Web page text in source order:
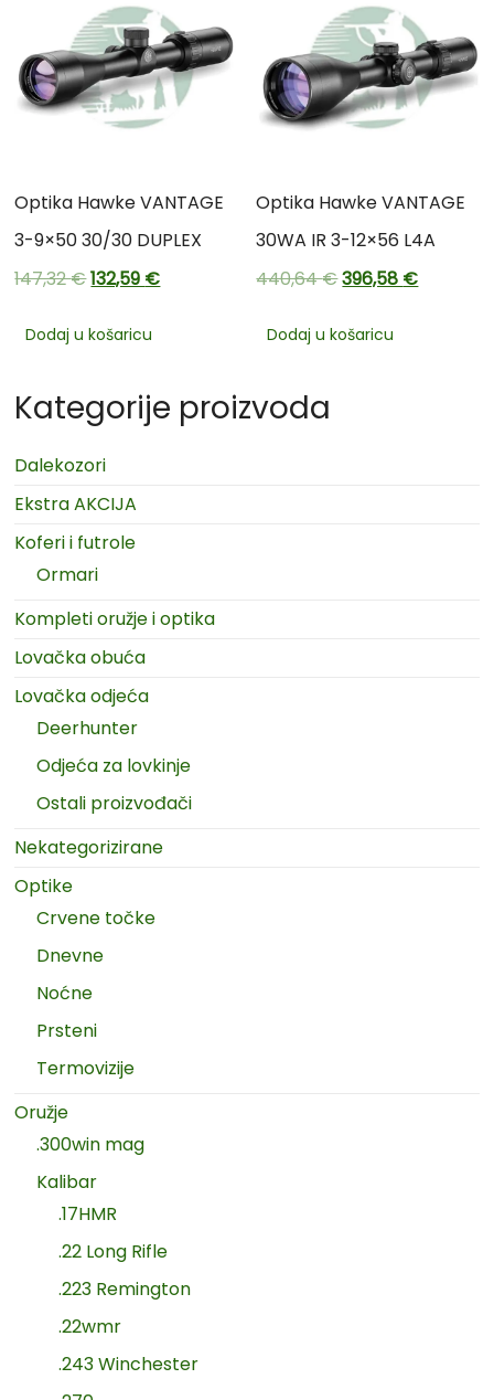
Optika Hawke VANTAGE
3-9×50 30/30 DUPLEX
147,32€132,59 €
Dodaj u košaricu
Optika Hawke VANTAGE
30WA IR 3-12×56 L4A
440,64€396,58 €
Dodaj u košaricu
Kategorije proizvoda
Dalekozori
Ekstra AKCIJA
Koferi i futrole
Ormari
Kompleti oružje i optika
Lovačka obuća
Lovačka odjeća
Deerhunter
Odjeća za lovkinje
Ostali proizvođači
Nekategorizirane
Optike
Crvene točke
Dnevne
Noćne
Prsteni
Termovizije
Oružje
.300win mag
Kalibar
.17HMR
.22 Long Rifle
.223 Remington
.22wmr
.243 Winchester